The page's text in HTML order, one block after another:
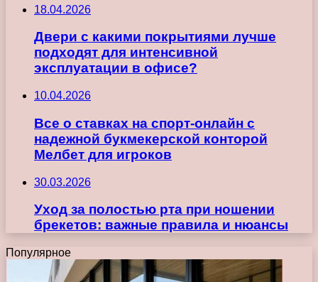
18.04.2026
Двери с какими покрытиями лучше
подходят для интенсивной
эксплуатации в офисе?
10.04.2026
Все о ставках на спорт-онлайн с
надежной букмекерской конторой
Мелбет для игроков
30.03.2026
Уход за полостью рта при ношении
брекетов: важные правила и нюансы
Популярное